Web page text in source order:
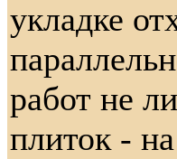
укладке
работ не
плиток -